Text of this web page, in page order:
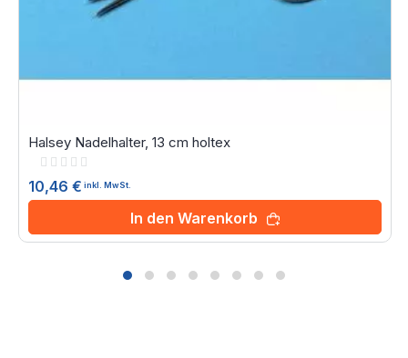
Halsey Nadelhalter, 13 cm holtex
Rating:
10,46 € inkl. MwSt.
In den Warenkorb